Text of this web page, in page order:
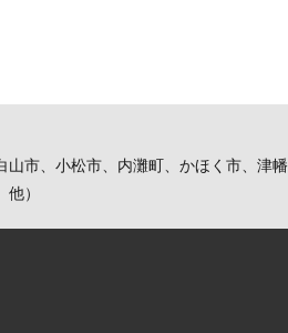
山市、小松市、内灘町、かほく市、
）